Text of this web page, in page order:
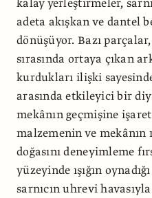
kalay yerleştirmeler,
adeta akışkan ve dantel
dönüşüyor. Bazı
sırasında ortaya çıkan
kurdukları ilişki
arasında etkileyici bir
mekânın geçmişine
malzemenin ve
doğasını deneyimleme
yüzeyinde ışığın
sarnıcın uhrevi